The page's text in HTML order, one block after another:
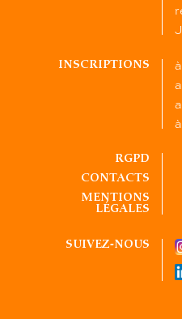
INSCRIPTIONS
RGPD
CONTACTS
MENTIONS
LÉGALES
SUIVEZ-NOUS